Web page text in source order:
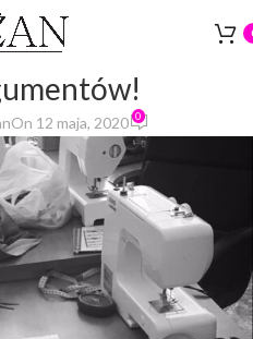
się szyć?
On 12 maja, 2020 0